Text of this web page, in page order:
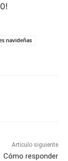
navideñas
Artículo siguiente
Cómo responder